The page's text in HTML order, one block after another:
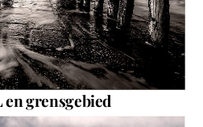
en grensgebied